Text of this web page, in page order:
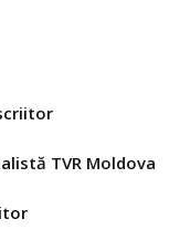
TVR Moldova